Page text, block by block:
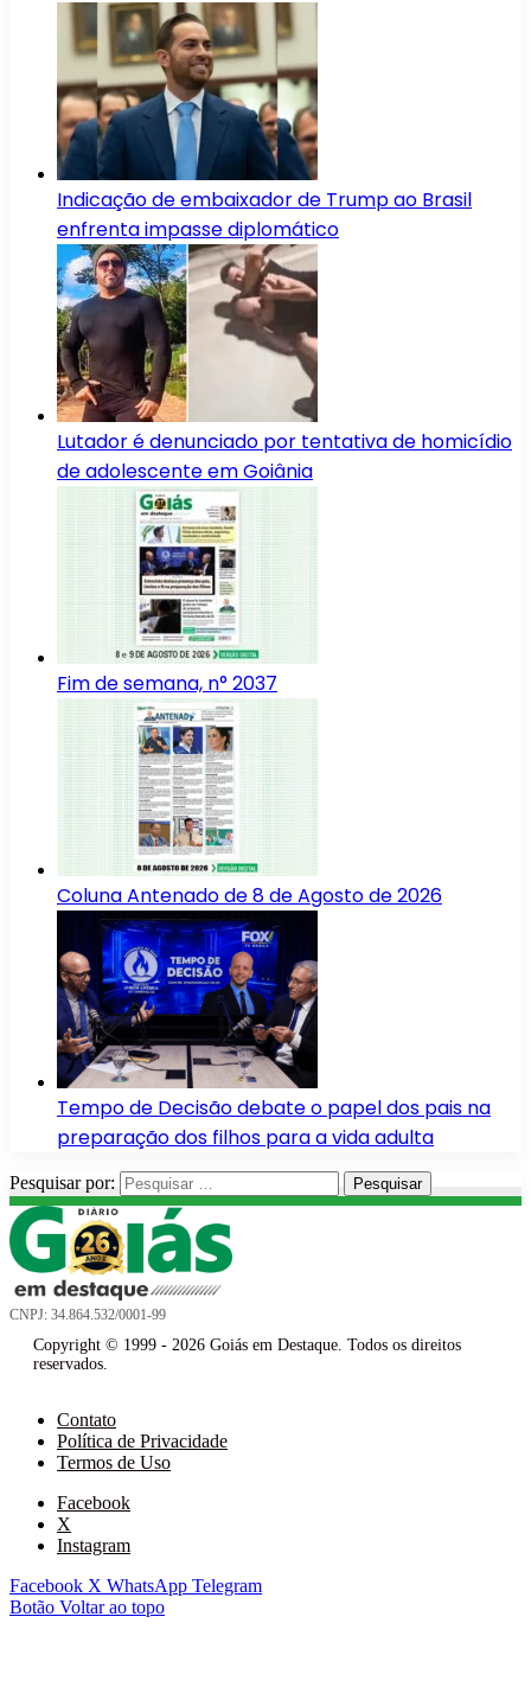
Indicação de embaixador de Trump ao Brasil
enfrenta impasse diplomático
Lutador é denunciado por tentativa de homicídio
de adolescente em Goiânia
Fim de semana, n° 2037
Coluna Antenado de 8 de Agosto de 2026
Tempo de Decisão debate o papel dos pais na
preparação dos filhos para a vida adulta
Pesquisar por:
CNPJ: 34.864.532/0001-99
Copyright © 1999 - 2026 Goiás em Destaque. Todos os direitos
reservados.
Contato
Política de Privacidade
Termos de Uso
Facebook
X
Instagram
Facebook X WhatsApp Telegram
Botão Voltar ao topo